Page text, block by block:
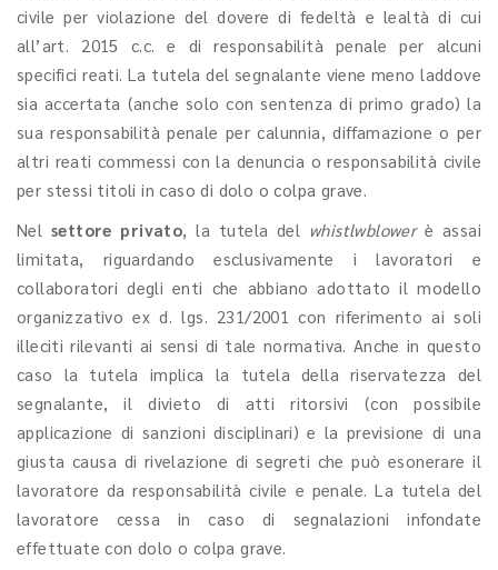
civile per violazione del dovere di fedeltà e lealtà di cui
all’art. 2015 c.c. e di responsabilità penale per alcuni
specifici reati. La tutela del segnalante viene meno laddove
sia accertata (anche solo con sentenza di primo grado) la
sua responsabilità penale per calunnia, diffamazione o per
altri reati commessi con la denuncia o responsabilità civile
per stessi titoli in caso di dolo o colpa grave.
Nel settore privato, la tutela del whistlwblowerè assai
limitata, riguardando esclusivamente i lavoratori e
collaboratori degli enti che abbiano adottato il modello
organizzativo ex d. lgs. 231/2001 con riferimento ai soli
illeciti rilevanti ai sensi di tale normativa. Anche in questo
caso la tutela implica la tutela della riservatezza del
segnalante, il divieto di atti ritorsivi (con possibile
applicazione di sanzioni disciplinari) e la previsione di una
giusta causa di rivelazione di segreti che può esonerare il
lavoratore da responsabilità civile e penale. La tutela del
lavoratore cessa in caso di segnalazioni infondate
effettuate con dolo o colpa grave.